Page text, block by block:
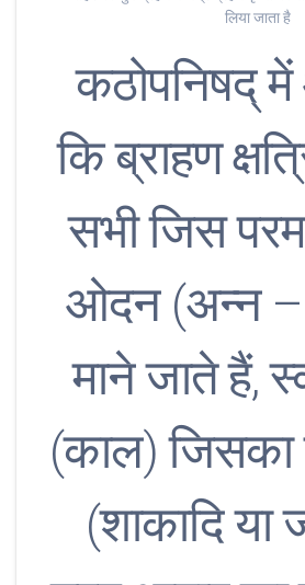
लिया जाता है
कठोपनिषद्
कि ब्राहण
सभी जिस
ओदन (अन्न –
माने जाते हैं,
(काल)
(शाकादि